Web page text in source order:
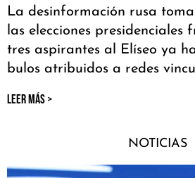
La desinformación rusa
las elecciones presidenciales
tres aspirantes al Elíseo ya
bulos atribuidos a redes
LEER MÁS >
NOTICIAS